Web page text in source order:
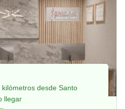
desde Santo
llegar